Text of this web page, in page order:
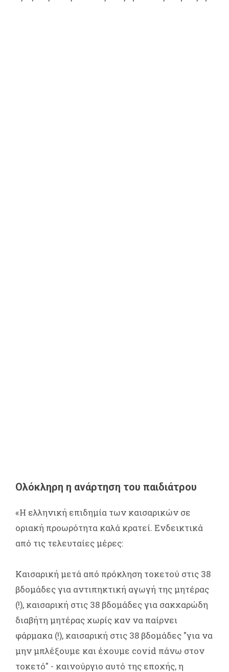
Ολόκληρη η ανάρτηση του παιδιάτρου
«Η ελληνική επιδημία των καισαρικών σε
οριακή προωρότητα καλά κρατεί. Ενδεικτικά
από τις τελευταίες μέρες:
Καισαρική μετά από πρόκληση τοκετού στις 38
βδομάδες για αντιπηκτική αγωγή της μητέρας
(!), καισαρική στις 38 βδομάδες για σακχαρώδη
διαβήτη μητέρας χωρίς καν να παίρνει
φάρμακα (!), καισαρική στις 38 βδομάδες "για να
μην μπλέξουμε και έχουμε covid πάνω στον
τοκετό" - καινούργιο αυτό της εποχής, η